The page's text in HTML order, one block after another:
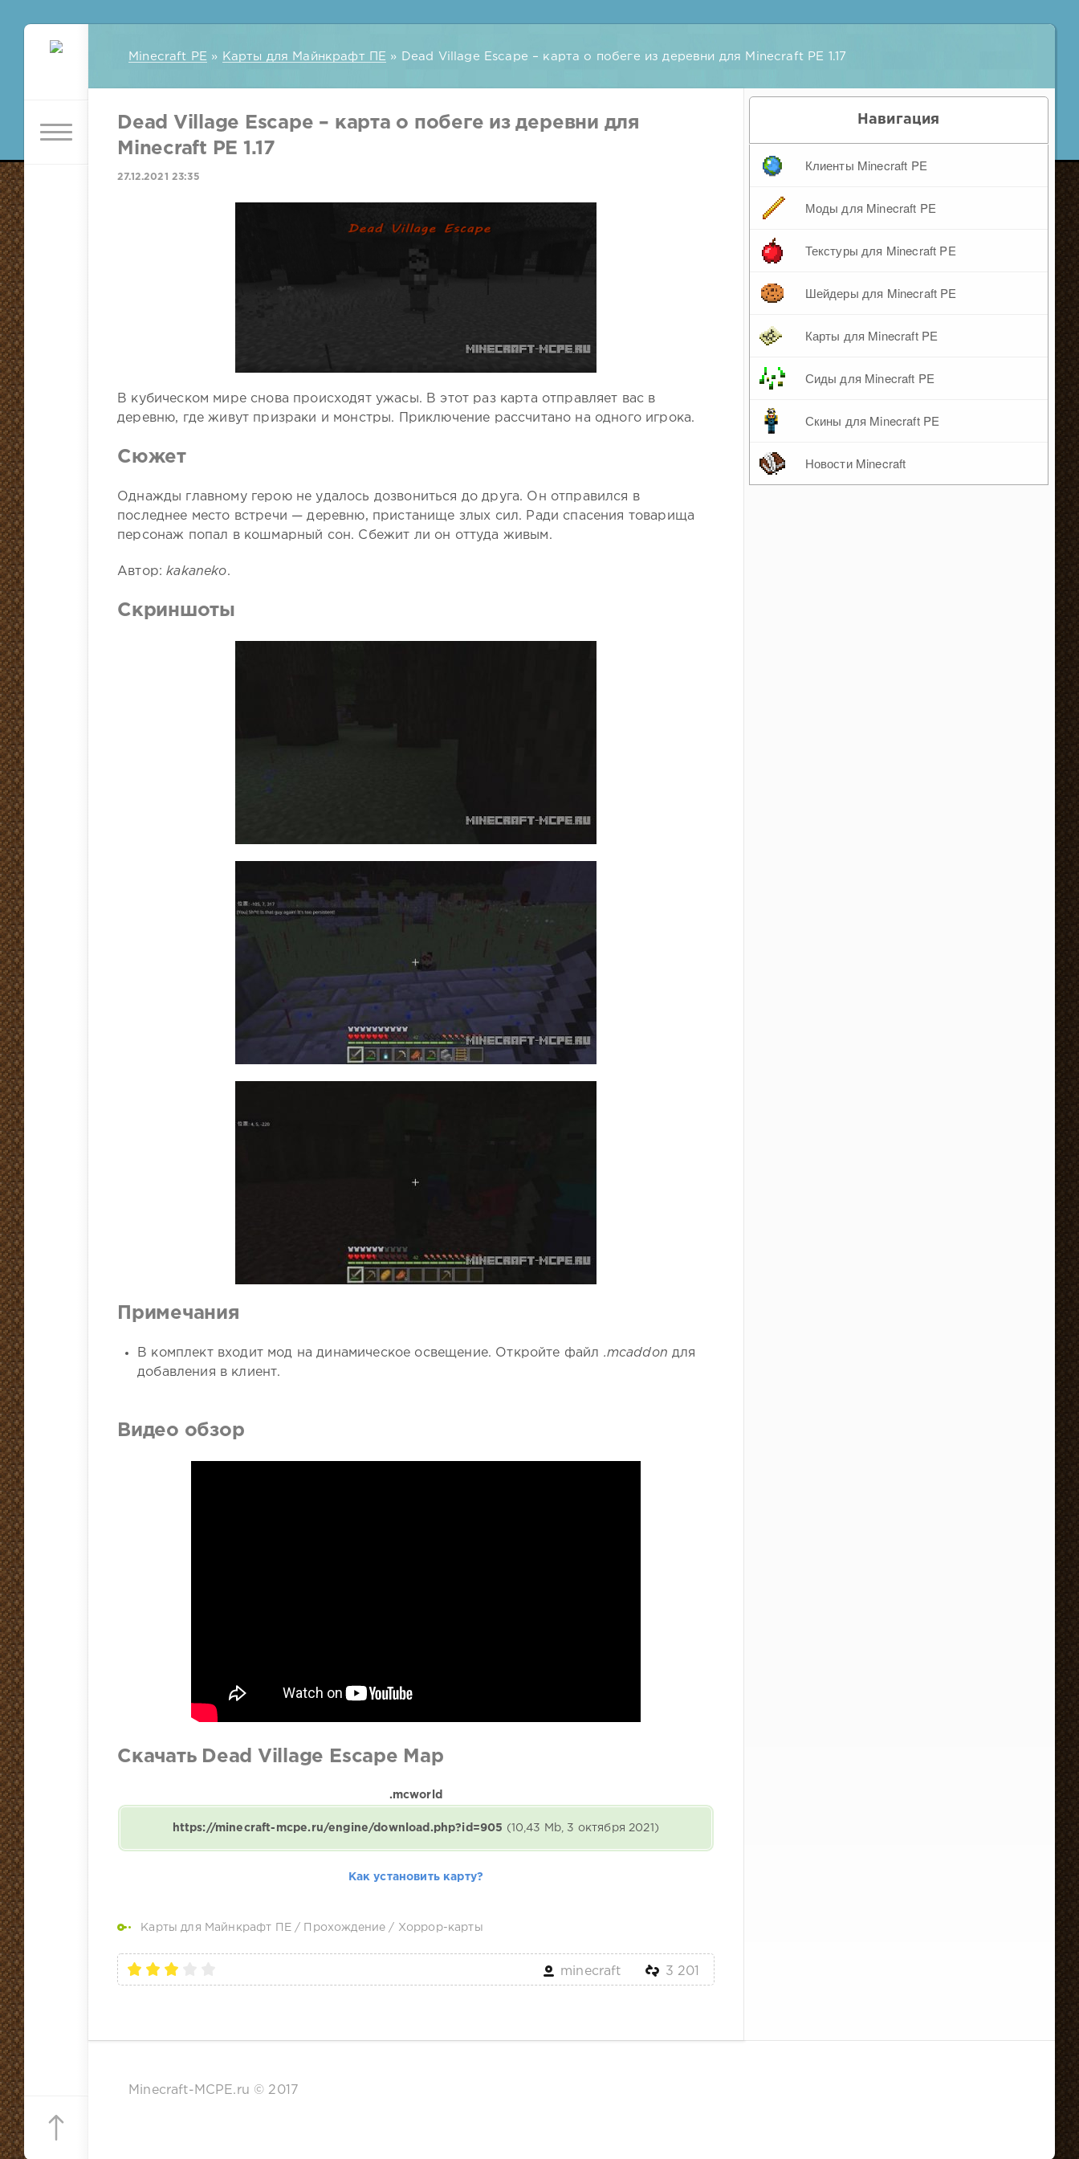
Minecraft PE » Карты для Майнкрафт ПЕ » Dead Village Escape – карта о побеге из деревни для Minecraft PE 1.17
Dead Village Escape – карта о побеге из деревни для
Minecraft PE 1.17
27.12.2021 23:35
В кубическом мире снова происходят ужасы. В этот раз карта отправляет вас в
деревню, где живут призраки и монстры. Приключение рассчитано на одного игрока.
Сюжет
Однажды главному герою не удалось дозвониться до друга. Он отправился в
последнее место встречи — деревню, пристанище злых сил. Ради спасения товарища
персонаж попал в кошмарный сон. Сбежит ли он оттуда живым.
Автор:kakaneko.
Скриншоты
Примечания
В комплект входит мод на динамическое освещение. Откройте файл .mcaddon для
добавления в клиент.
Видео обзор
Скачать Dead Village Escape Map
.mcworld
https://minecraft-mcpe.ru/engine/download.php?id=905 (10,43 Mb, 3 октября 2021)
Как установить карту?
Карты для Майнкрафт ПЕ / Прохождение / Хоррор-карты
minecraft 3 201
Навигация
Клиенты Minecraft PE
Моды для Minecraft PE
Текстуры для Minecraft PE
Шейдеры для Minecraft PE
Карты для Minecraft PE
Сиды для Minecraft PE
Скины для Minecraft PE
Новости Minecraft
Minecraft-MCPE.ru © 2017